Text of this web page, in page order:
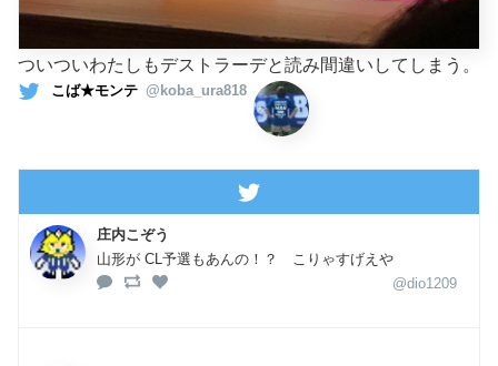
ついついわたしもデストラーデと読み間違いしてしまう。
こば★モンテ @koba_ura818
庄内こぞう
山形が CL予選もあんの！？ こりゃすげえや
@dio1209